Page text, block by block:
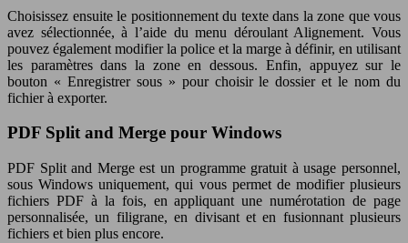
Choisissez ensuite le positionnement du texte dans la zone que vous
avez sélectionnée, à l’aide du menu déroulant Alignement. Vous
pouvez également modifier la police et la marge à définir, en utilisant
les paramètres dans la zone en dessous. Enfin, appuyez sur le
bouton « Enregistrer sous » pour choisir le dossier et le nom du
fichier à exporter.
PDF Split and Merge pour Windows
PDF Split and Merge est un programme gratuit à usage personnel,
sous Windows uniquement, qui vous permet de modifier plusieurs
fichiers PDF à la fois, en appliquant une numérotation de page
personnalisée, un filigrane, en divisant et en fusionnant plusieurs
fichiers et bien plus encore.